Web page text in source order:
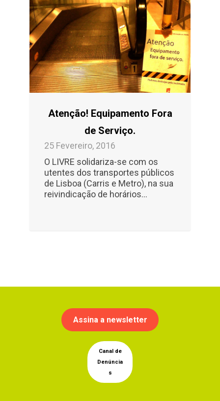
Atenção! Equipamento Fora
de Serviço.
25 Fevereiro, 2016
O LIVRE solidariza-se com os
utentes dos transportes públicos
de Lisboa (Carris e Metro), na sua
reivindicação de horários…
Assina a newsletter
Canal de
Denúncia
s